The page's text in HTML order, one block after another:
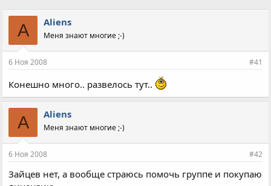
т
р
т
е
ы
а
н
л
а
A Aliens
Меня знают многие ;-)
6 Ноя 2008 #41
Конешно много.. развелось тут..
A Aliens
Меня знают многие ;-)
6 Ноя 2008 #42
Зайцев нет, а вообще страюсь помочь группе и покупаю